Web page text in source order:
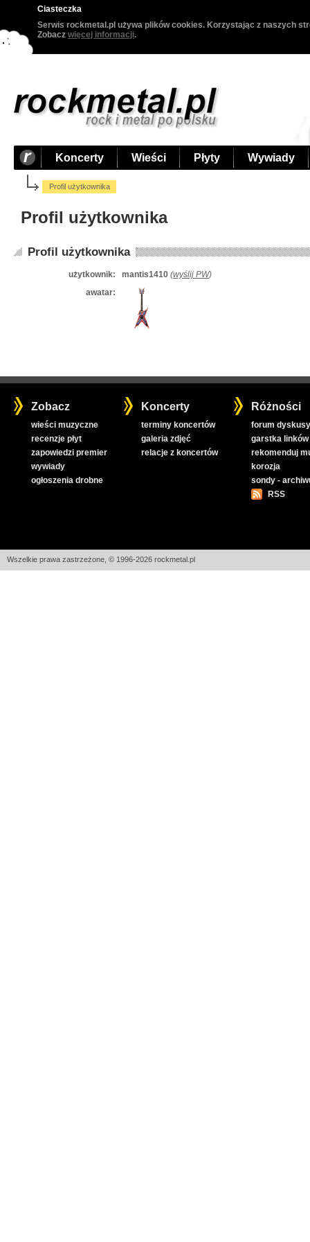
Ciasteczka
Serwis rockmetal.pl używa plików cookies. Korzystając z naszych
Zobacz więcej informacji.
Koncerty Wieści Płyty Wywiady
Profil użytkownika
Profil użytkownika
Profil użytkownika
użytkownik: mantis1410 (wyślij PW)
awatar:
Zobacz
wieści muzyczne
recenzje płyt
zapowiedzi premier
wywiady
ogłoszenia drobne
Koncerty
terminy koncertów
galeria zdjęć
relacje z koncertów
Różności
forum
garstka linków
rekomenduj
korozja
sondy -
RSS
Wszelkie prawa zastrzeżone, © 1996-2026 rockmetal.pl